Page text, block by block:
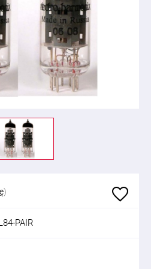
)
PAIR